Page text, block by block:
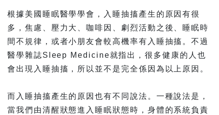
根據美國睡眠醫學學會，入睡抽搐產生的原因有很
多，焦慮、壓力大、咖啡因、劇烈活動之後、睡眠時
間不規律，或者小朋友會較高機率有入睡抽搐。不過
醫學雜誌Sleep Medicine就指出，很多健康的人也
會出現入睡抽搐，所以並不是完全係因為以上原因。
而入睡抽搐產生的原因也有不同說法。一種說法是，
當我們由清醒狀態進入睡眠狀態時，身體的系統負責